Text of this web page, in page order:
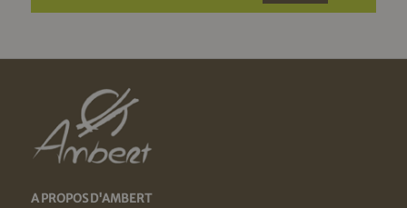
A PROPOS D'AMBERT